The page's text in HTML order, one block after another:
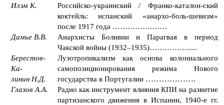
Илэм К.
Российско-украинский / Франко-каталон-ский
коктейль: испанский «анархо-боль-шевизм»
после 1917 года …………….……
Дамье В.В.
Анархисты Боливии и Парагвая в период
Чакской войны (1932–1935)…………….....
Берестов-
Ка-
линин Н.Д.
Лузотропикализм как основа колониального
самопозиционирования режима Нового
государства в Португалии ……………….
Глазов А.А.
Радио как инструмент влияния КПИ на развитие
партизанского движения в Испании, 1940-е гг.